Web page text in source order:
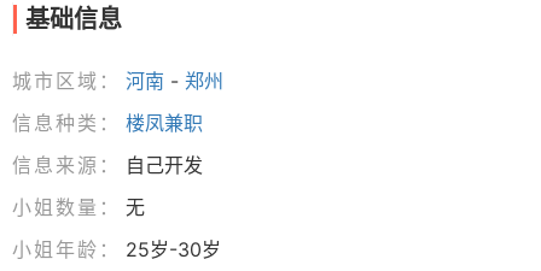
基础信息
城市区域： 河南 - 郑州
信息种类：
楼凤兼职
信息来源：
自己开发
小姐数量：
无
小姐年龄：
25岁-30岁